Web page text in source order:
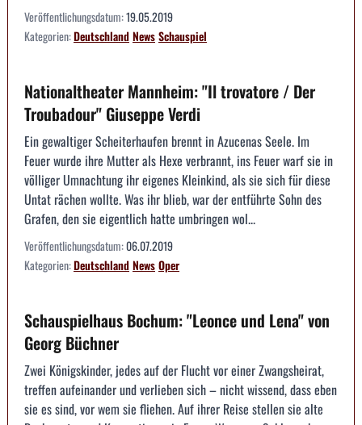
Veröffentlichungsdatum:19.05.2019
Kategorien:DeutschlandNewsSchauspiel
Nationaltheater Mannheim: "Il trovatore / Der
Troubadour" Giuseppe Verdi
Ein gewaltiger Scheiterhaufen brennt in Azucenas Seele. Im
Feuer wurde ihre Mutter als Hexe verbrannt, ins Feuer warf sie in
völliger Umnachtung ihr eigenes Kleinkind, als sie sich für diese
Untat rächen wollte. Was ihr blieb, war der entführte Sohn des
Grafen, den sie eigentlich hatte umbringen wol...
Veröffentlichungsdatum:06.07.2019
Kategorien:DeutschlandNewsOper
Schauspielhaus Bochum: "Leonce und Lena" von
Georg Büchner
Zwei Königskinder, jedes auf der Flucht vor einer Zwangsheirat,
treffen aufeinander und verlieben sich – nicht wissend, dass eben
sie es sind, vor wem sie fliehen. Auf ihrer Reise stellen sie alte